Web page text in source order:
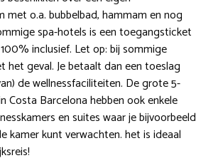
met o.a. bubbelbad, hammam en nog
spa-hotels is een toegangsticket
inclusief. Let op: bij sommige
het geval. Je betaalt dan een toeslag
de wellnessfaciliteiten. De grote 5-
Costa Barcelona hebben ook enkele
en suites waar je bijvoorbeeld
kamer kunt verwachten. het is ideaal